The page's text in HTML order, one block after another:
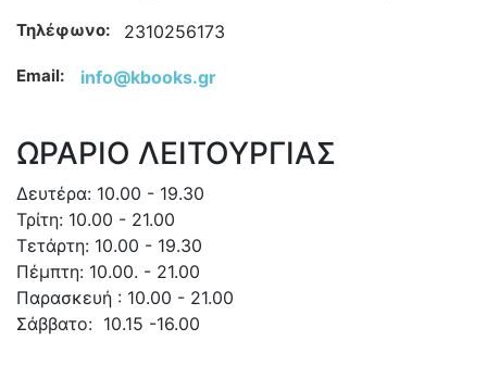
Τηλέφωνο: 2310256173
Email: info@kbooks.gr
ΩΡΑΡΙΟ ΛΕΙΤΟΥΡΓΙΑΣ
Δευτέρα: 10.00 - 19.30
Τρίτη: 10.00 - 21.00
Τετάρτη: 10.00 - 19.30
Πέμπτη: 10.00. - 21.00
Παρασκευή : 10.00 - 21.00
Σάββατο: 10.15 -16.00